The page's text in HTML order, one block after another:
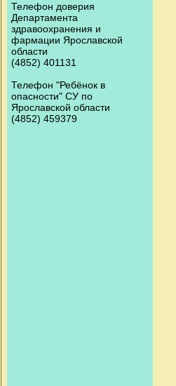
Телефон доверия
Департамента
здравоохранения и
фармации Ярославской
области
(4852) 401131
Телефон "Ребёнок в
опасности" СУ по
Ярославской области
(4852) 459379